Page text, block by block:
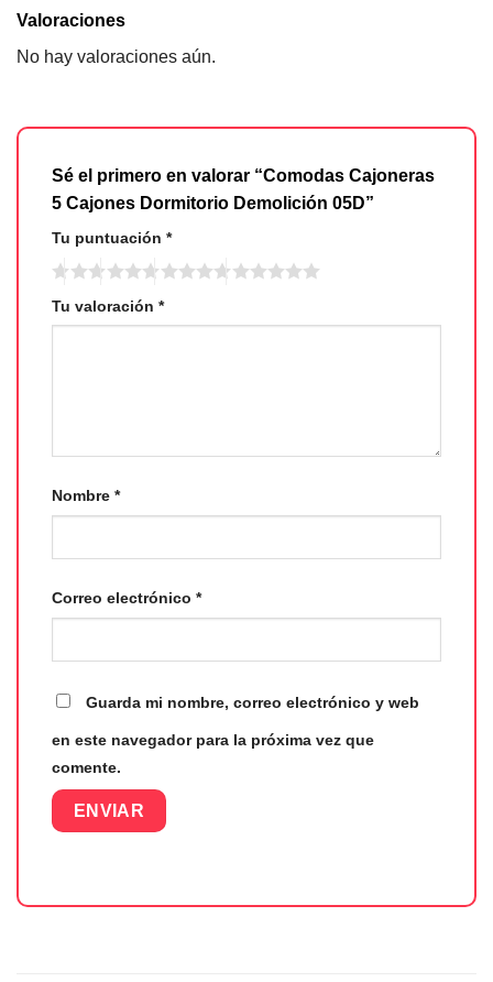
Valoraciones
No hay valoraciones aún.
Sé el primero en valorar “Comodas Cajoneras
5 Cajones Dormitorio Demolición 05D”
Tu puntuación *
Tu valoración *
Nombre *
Correo electrónico *
Guarda mi nombre, correo electrónico y web
en este navegador para la próxima vez que
comente.